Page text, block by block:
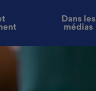
Dans les
médias